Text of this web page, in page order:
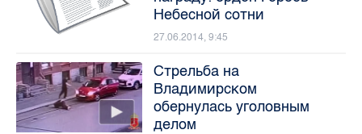
Небесной сотни
27.06.2014, 9:45
Стрельба на
Владимирском
обернулась уголовным
делом